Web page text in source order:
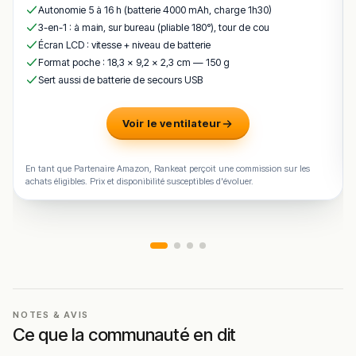
restaurant du port de Carro dont les petites attentions —
limoncello maison offert en digestif, feu de Bengale pour
les anniversaires, mousse de mozzarella à l’arrivée —
illustrent la bienveillance naturelle d’une équipe qui a su
accueillir aussi bien des repas en famille et des
cadre magnifique avec le port de Carro en toile de fond
et la déco faite avec goût” ont rendu “un moment
du-Rhône.
de mer 100% maison avec produits frais de saison,
authentique basée sur des produits de saison, inspirée
desserts maison modernes” selon la philosophie du
Autonomie 5 à 16 h (batterie 4000 mAh, charge 1h30)
3-en-1 : à main, sur bureau (pliable 180°), tour de cou
Écran LCD : vitesse + niveau de batterie
Format poche : 18,3 × 9,2 × 2,3 cm — 150 g
Sert aussi de batterie de secours USB
Voir le ventilateur
En tant que Partenaire Amazon, Rankeat perçoit une commission sur les
achats éligibles. Prix et disponibilité susceptibles d'évoluer.
NOTES & AVIS
Ce que la communauté en dit